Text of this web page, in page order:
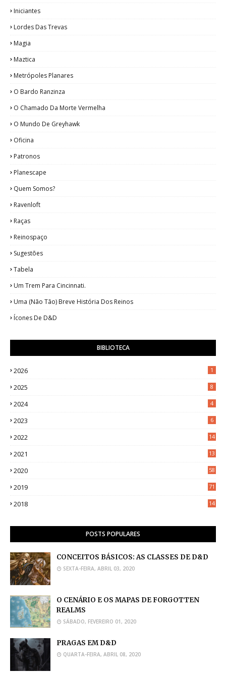
Iniciantes
Lordes Das Trevas
Magia
Maztica
Metrópoles Planares
O Bardo Ranzinza
O Chamado Da Morte Vermelha
O Mundo De Greyhawk
Oficina
Patronos
Planescape
Quem Somos?
Ravenloft
Raças
Reinospaço
Sugestões
Tabela
Um Trem Para Cincinnati.
Uma (Não Tão) Breve História Dos Reinos
Ícones De D&D
BIBLIOTECA
2026 1
2025 8
2024 4
2023 6
2022 14
2021 13
2020 58
2019 71
2018 14
POSTS POPULARES
CONCEITOS BÁSICOS: AS CLASSES DE D&D
SEXTA-FEIRA, ABRIL 03, 2020
O CENÁRIO E OS MAPAS DE FORGOTTEN
REALMS
SÁBADO, FEVEREIRO 01, 2020
PRAGAS EM D&D
QUARTA-FEIRA, ABRIL 08, 2020